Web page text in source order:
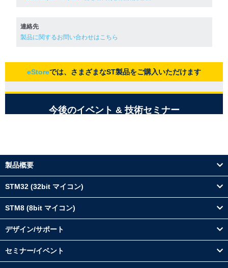
製品概要
STM32 (32bit マイコン)
STM8 (8bit マイコン)
デザイン/サポート
セミナー/イベント